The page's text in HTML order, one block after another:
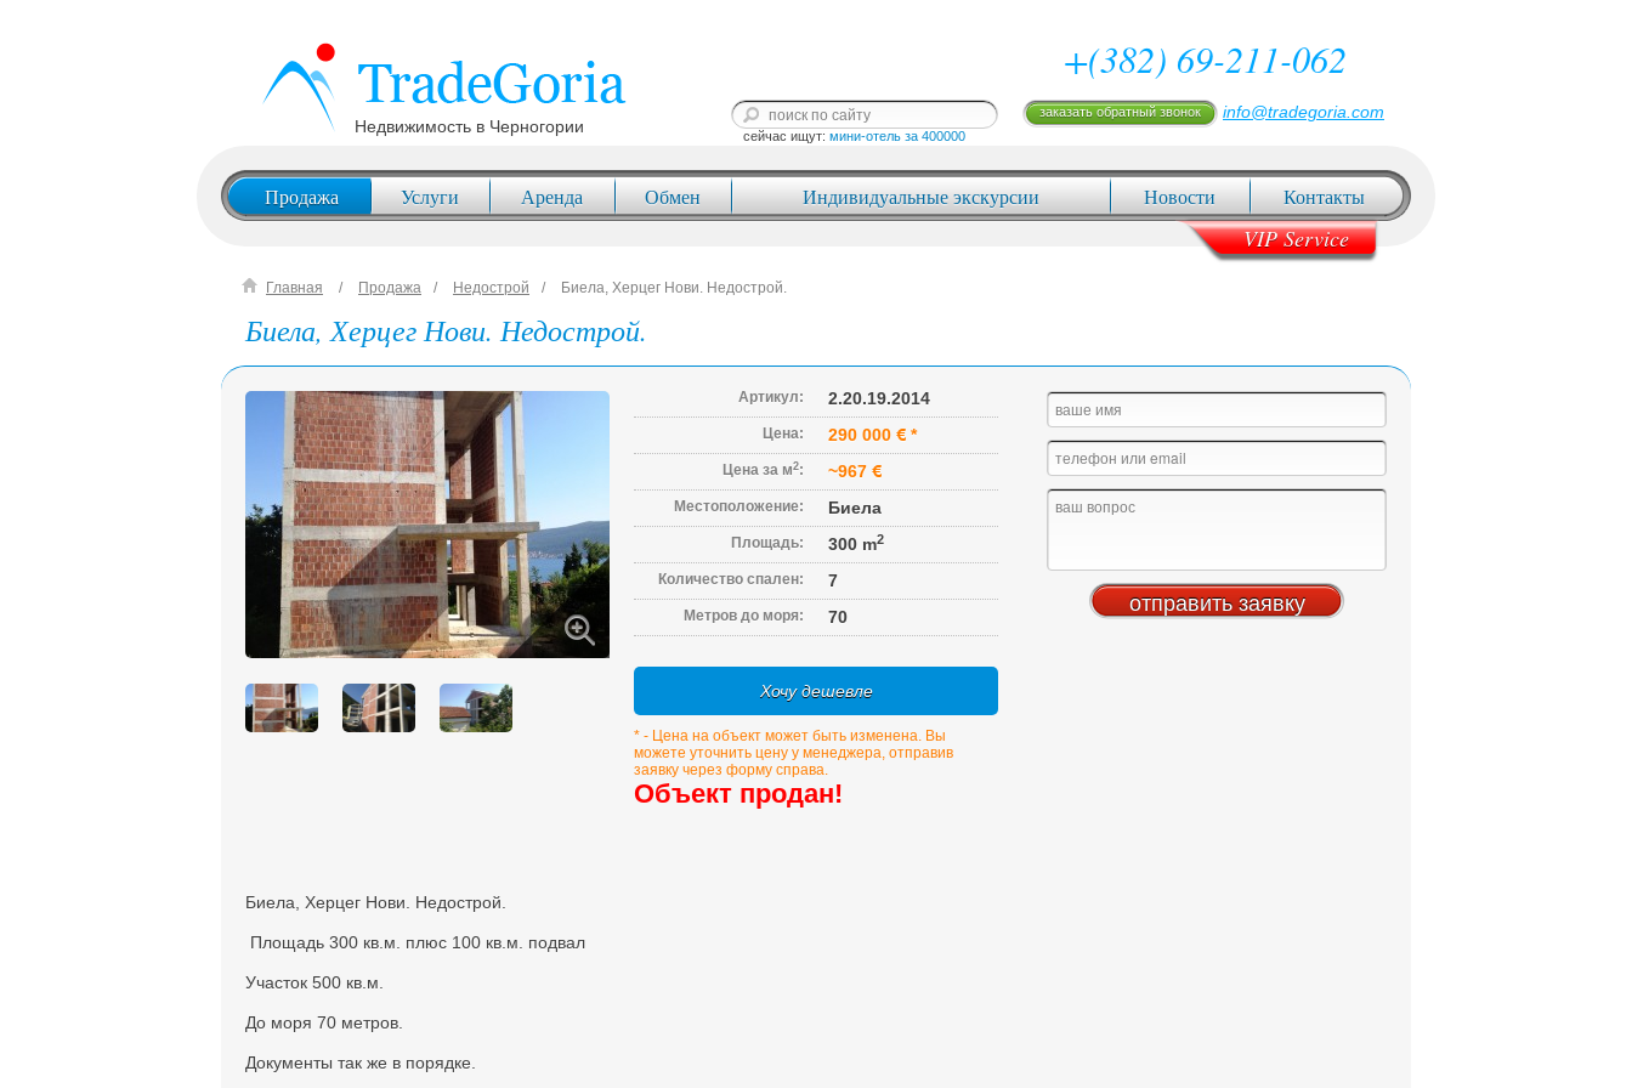
Недвижимость в Черногории
+(382) 69-211-062
сейчас ищут: мини-отель за 400000
заказать обратный звонок info@tradegoria.com
Продажа Услуги Аренда Обмен Индивидуальные экскурсии Новости Контакты
VIP Service
Главная Продажа Недострой Биела, Херцег Нови. Недострой.
Биела, Херцег Нови. Недострой.
Артикул: 2.20.19.2014
Цена: 290 000 *
Цена за м2: ~967
Местоположение: Биела
Площадь: 300 m2
Количество спален: 7
Метров до моря: 70
Хочу дешевле
* - Цена на объект может быть изменена. Вы
можете уточнить цену у менеджера, отправив
заявку через форму справа.
Объект продан!
Биела, Херцег Нови. Недострой.
Площадь 300 кв.м. плюс 100 кв.м. подвал
Участок 500 кв.м.
До моря 70 метров.
Документы так же в порядке.